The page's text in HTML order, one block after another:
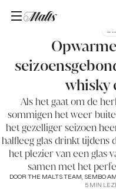
whisky
Als het gaat om de
sommigen het weer
het gezelliger seizoen
halfleeg glas drinkt tijdens
het plezier van een glas
samen met het
DOOR THE MALTS TEAM, SEMBO
5 MIN